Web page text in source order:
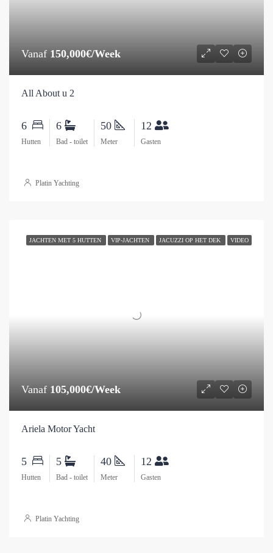
Vanaf 150,000€/Week
All About u 2
6
Hutten
6
Bad - toilet
50
Meter
12
Gasten
Platin Yachting
JACHTEN MET 5 HUTTEN VIP-JACHTEN JACUZZI OP HET DEK VIDEO
Vanaf 105,000€/Week
Ariela Motor Yacht
5
Hutten
5
Bad - toilet
40
Meter
12
Gasten
Platin Yachting